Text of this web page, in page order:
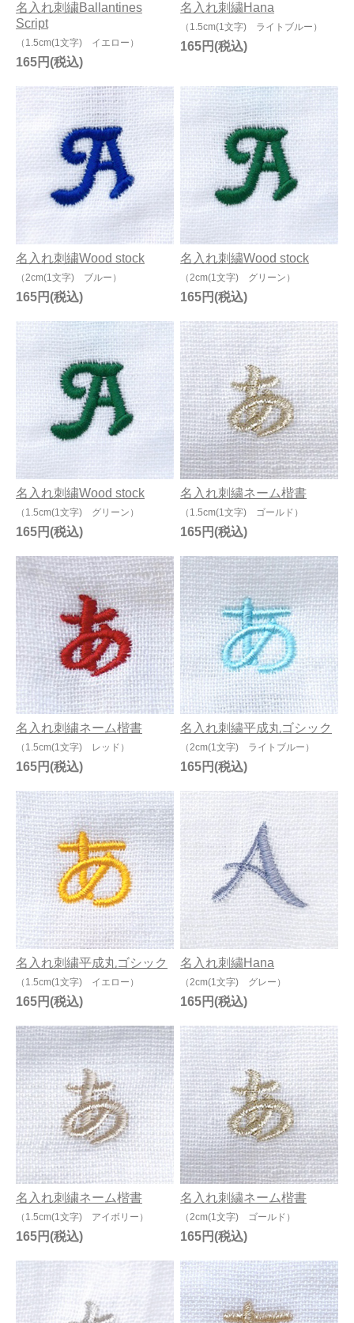
名入れ刺繍Ballantines
Script
（1.5cm(1文字) イエロー）
165円
名入れ刺繍Hana
（1.5cm(1文字) ライトブルー）
165円
名入れ刺繍Wood stock
（2cm(1文字) ブルー）
165円
名入れ刺繍Wood stock
（2cm(1文字) グリーン）
165円
名入れ刺繍Wood stock
（1.5cm(1文字) グリーン）
165円
名入れ刺繍ネーム楷書
（1.5cm(1文字) ゴールド）
165円
名入れ刺繍ネーム楷書
（1.5cm(1文字) レッド）
165円
名入れ刺繍平成丸ゴシック
（2cm(1文字) ライトブルー）
165円
名入れ刺繍平成丸ゴシック
（1.5cm(1文字) イエロー）
165円
名入れ刺繍Hana
（2cm(1文字) グレー）
165円
名入れ刺繍ネーム楷書
（1.5cm(1文字) アイボリー）
165円
名入れ刺繍ネーム楷書
（2cm(1文字) ゴールド）
165円